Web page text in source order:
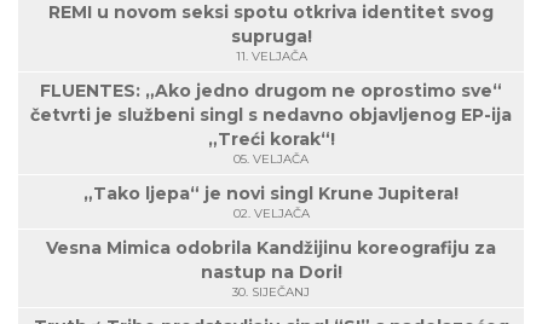
REMI u novom seksi spotu otkriva identitet svog
supruga!
11. VELJAČA
FLUENTES: „Ako jedno drugom ne oprostimo sve“
četvrti je službeni singl s nedavno objavljenog EP-ija
„Treći korak“!
05. VELJAČA
„Tako ljepa“ je novi singl Krune Jupitera!
02. VELJAČA
Vesna Mimica odobrila Kandžijinu koreografiju za
nastup na Dori!
30. SIJEČANJ